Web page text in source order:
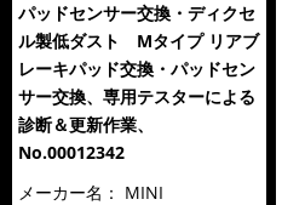
パッドセンサー交換・ディクセ
ル製低ダスト Mタイプ リアブ
レーキパッド交換・パッドセン
サー交換、専用テスターによる
診断＆更新作業、
No.00012342
メーカー名： MINI